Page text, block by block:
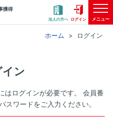
獲得
法人の方へ ログイン メニュー
ホーム ログイン
イン
はログインが必要です。 会員番
スワードをご入力ください。